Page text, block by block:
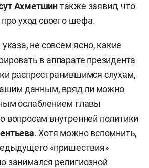
Ахметшинтакже заявил, что
про уход своего шефа.
не совсем ясно, какие
в аппарате президента
распространившимся слухам,
данным, вряд ли можно
ослаблением главы
вопросам внутренней политики
. Хотя можно вспомнить,
«пришествия»
занимался религиозной